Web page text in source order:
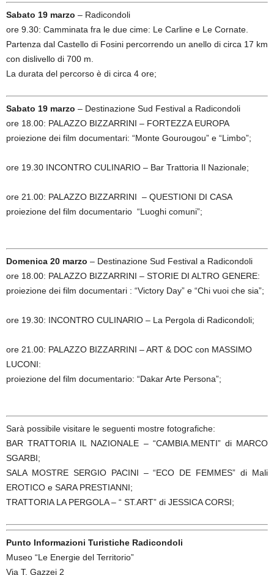
Sabato 19 marzo – Radicondoli
ore 9.30: Camminata fra le due cime: Le Carline e Le Cornate.
Partenza dal Castello di Fosini percorrendo un anello di circa 17 km
con dislivello di 700 m.
La durata del percorso è di circa 4 ore;
Sabato 19 marzo – Destinazione Sud Festival a Radicondoli
ore 18.00: PALAZZO BIZZARRINI – FORTEZZA EUROPA
proiezione dei film documentari: “Monte Gourougou” e “Limbo”;
ore 19.30 INCONTRO CULINARIO – Bar Trattoria Il Nazionale;
ore 21.00: PALAZZO BIZZARRINI – QUESTIONI DI CASA
proiezione del film documentario “Luoghi comuni”;
Domenica 20 marzo – Destinazione Sud Festival a Radicondoli
ore 18.00: PALAZZO BIZZARRINI – STORIE DI ALTRO GENERE:
proiezione dei film documentari : “Victory Day” e “Chi vuoi che sia”;
ore 19.30: INCONTRO CULINARIO – La Pergola di Radicondoli;
ore 21.00: PALAZZO BIZZARRINI – ART & DOC con MASSIMO
LUCONI:
proiezione del film documentario: “Dakar Arte Persona”;
Sarà possibile visitare le seguenti mostre fotografiche:
BAR TRATTORIA IL NAZIONALE – “CAMBIA.MENTI” di MARCO
SGARBI;
SALA MOSTRE SERGIO PACINI – “ECO DE FEMMES” di Mali
EROTICO e SARA PRESTIANNI;
TRATTORIA LA PERGOLA – “ ST.ART” di JESSICA CORSI;
Punto Informazioni Turistiche Radicondoli
Museo “Le Energie del Territorio”
Via T. Gazzei 2